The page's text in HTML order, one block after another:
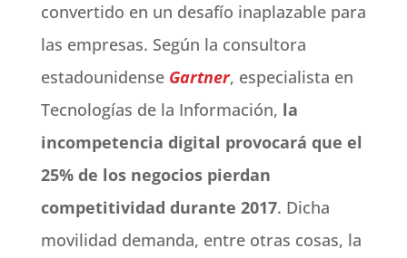
convertido en un desafío inaplazable para
las empresas. Según la consultora
estadounidense Gartner, especialista en
Tecnologías de la Información, la
incompetencia digital provocará que el
25% de los negocios pierdan
competitividad durante 2017. Dicha
movilidad demanda, entre otras cosas, la